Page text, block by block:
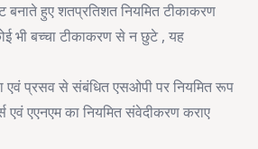
बनाते हुए शतप्रतिशत नियमित टीकाकरण
भी बच्चा टीकाकरण से न छुटे , यह
एवं प्रसव से संबंधित एसओपी पर नियमित रूप
एवं एएनएम का नियमित संवेदीकरण कराए